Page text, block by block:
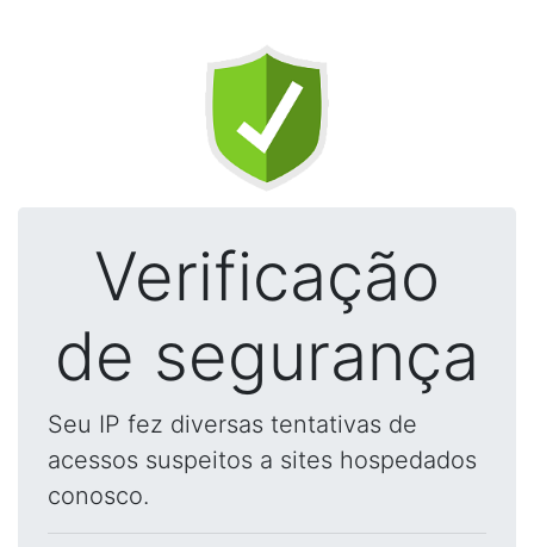
Verificação
de segurança
Seu IP fez diversas tentativas de
acessos suspeitos a sites hospedados
conosco.